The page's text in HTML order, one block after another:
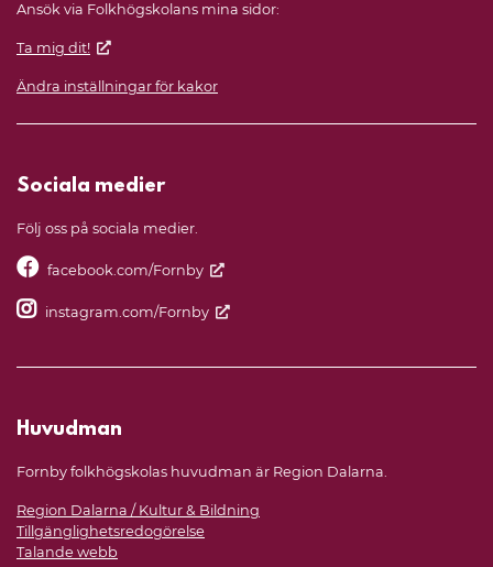
Ansök via Folkhögskolans mina sidor:
Ta mig dit!
Ändra inställningar för kakor
Sociala medier
Följ oss på sociala medier.
facebook.com/Fornby
instagram.com/Fornby
Huvudman
Fornby folkhögskolas huvudman är Region Dalarna.
Region Dalarna / Kultur & Bildning
Tillgänglighetsredogörelse
Talande webb